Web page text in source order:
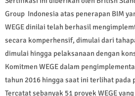
Group Indonesia atas penerapan BIM
WEGE dinilai telah berhasil
secara komperhensif, dimulai dari
dimulai hingga pelaksanaan dengan
Komitmen WEGE dalam
tahun 2016 hingga saat ini terlihat pada
Tercatat sebanyak 51 proyek WEGE